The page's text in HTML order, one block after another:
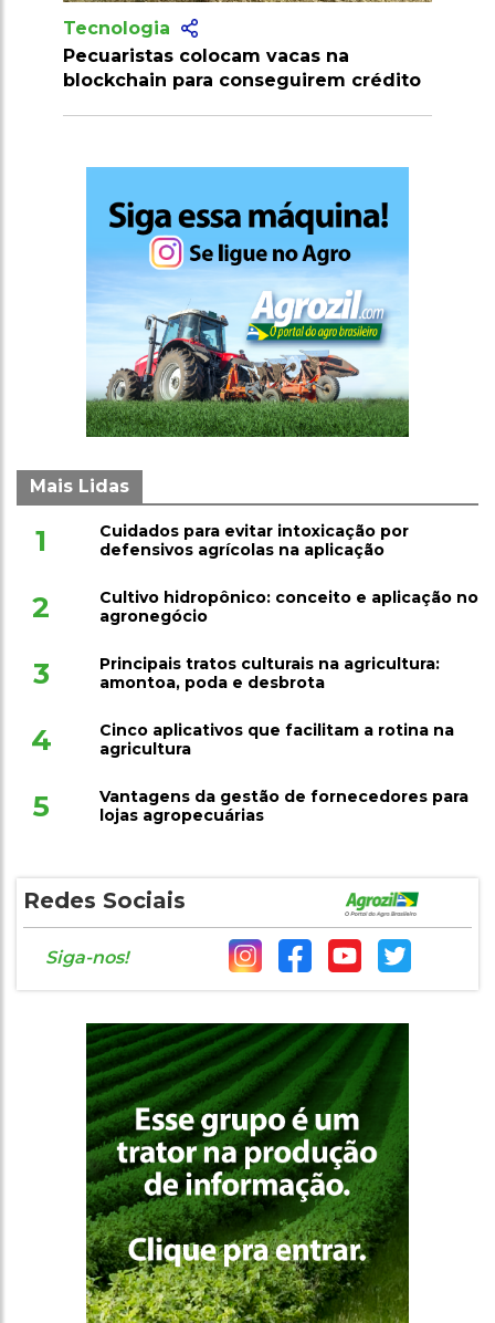
crédito
Tecnologia
Produtores recebem mais de 10
milhões de doses de vacinas contra
Mais Lidas
1
Cuidados para evitar intoxicação por
defensivos agrícolas na aplicação
2
Cultivo hidropônico: conceito e aplicação no
agronegócio
3
Principais tratos culturais na agricultura:
amontoa, poda e desbrota
4
Cinco aplicativos que facilitam a rotina na
agricultura
5
Vantagens da gestão de fornecedores para
lojas agropecuárias
Redes Sociais
Siga-nos!